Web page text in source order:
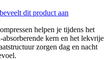
dit product aan
helpen je tijdens het
kern en het lekvrije
zorgen dag en nacht